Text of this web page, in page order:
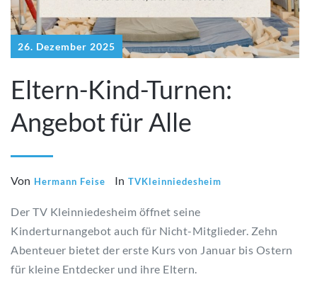
26. Dezember 2025
Eltern-Kind-Turnen:
Angebot für Alle
Von Hermann Feise In TVKleinniedesheim
Der TV Kleinniedesheim öffnet seine
Kinderturnangebot auch für Nicht-Mitglieder. Zehn
Abenteuer bietet der erste Kurs von Januar bis Ostern
für kleine Entdecker und ihre Eltern.